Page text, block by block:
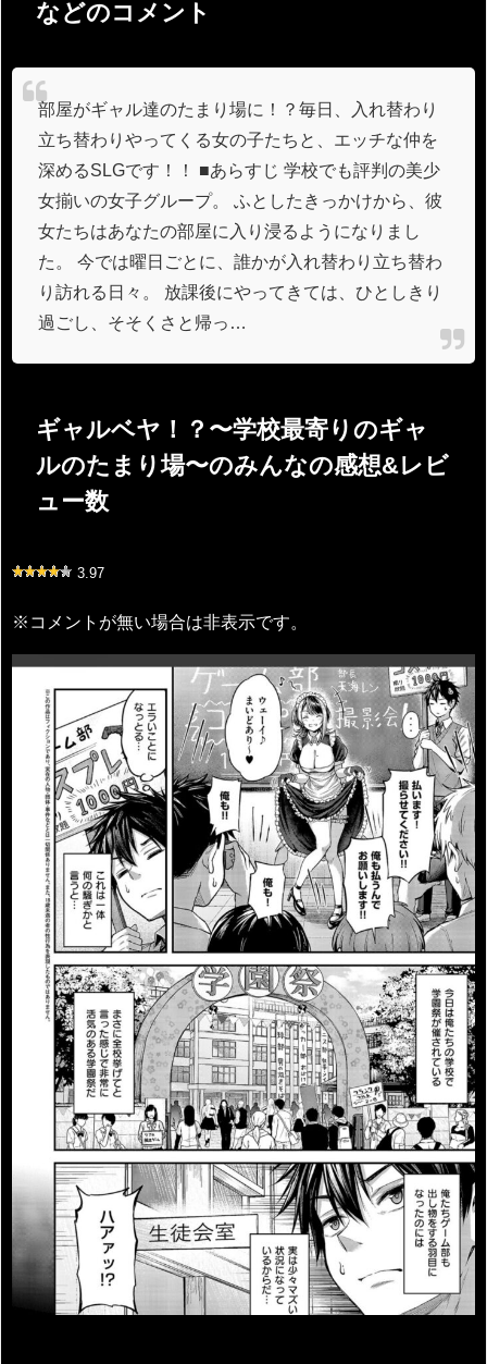
などのコメント
部屋がギャル達のたまり場に！？毎日、入れ替わり
立ち替わりやってくる女の子たちと、エッチな仲を
深めるSLGです！！ ■あらすじ 学校でも評判の美少
女揃いの女子グループ。 ふとしたきっかけから、彼
女たちはあなたの部屋に入り浸るようになりまし
た。 今では曜日ごとに、誰かが入れ替わり立ち替わ
り訪れる日々。 放課後にやってきては、ひとしきり
過ごし、そそくさと帰っ…
ギャルベヤ！？〜学校最寄りのギャ
ルのたまり場〜のみんなの感想&レビ
ュー数
3.97
※コメントが無い場合は非表示です。